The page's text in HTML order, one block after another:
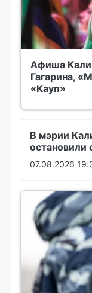
Афиша
Гагарина,
«Кауп»
В мэрии
остановили
07.08.2026